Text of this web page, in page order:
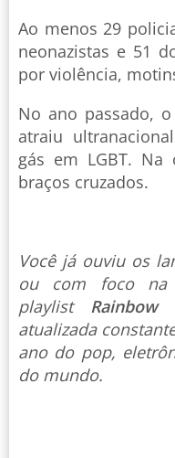
Ao menos 29
neonazistas e 51
por violência,
No ano passado,
atraiu
gás em LGBT.
braços cruzados.
Você já ouviu os
ou com foco na
playlist
atualizada
ano do pop,
do mundo.